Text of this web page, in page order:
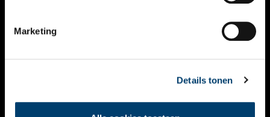
Marketing
Details tonen
VIDEO’S
CONTACT